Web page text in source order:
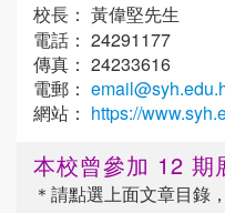
校長： 黃偉堅先生
電話： 24291177
傳真： 24233616
電郵：
網站： https://
本校曾參加 12 期
＊請點選上面文章目錄